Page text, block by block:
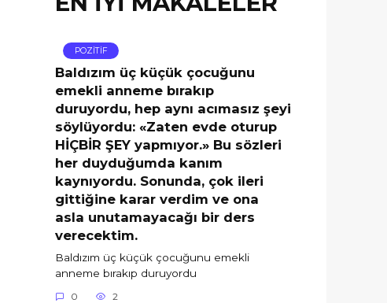
POZİTİF
Baldızım üç küçük çocuğunu
emekli anneme bırakıp
duruyordu, hep aynı acımasız şeyi
söylüyordu: «Zaten evde oturup
HİÇBİR ŞEY yapmıyor.» Bu sözleri
her duyduğumda kanım
kaynıyordu. Sonunda, çok ileri
gittiğine karar verdim ve ona
asla unutamayacağı bir ders
verecektim.
Baldızım üç küçük çocuğunu emekli
anneme bırakıp duruyordu
0 2